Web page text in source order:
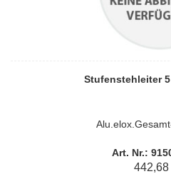
Stufenstehleiter
Art. Nr.:
442,68